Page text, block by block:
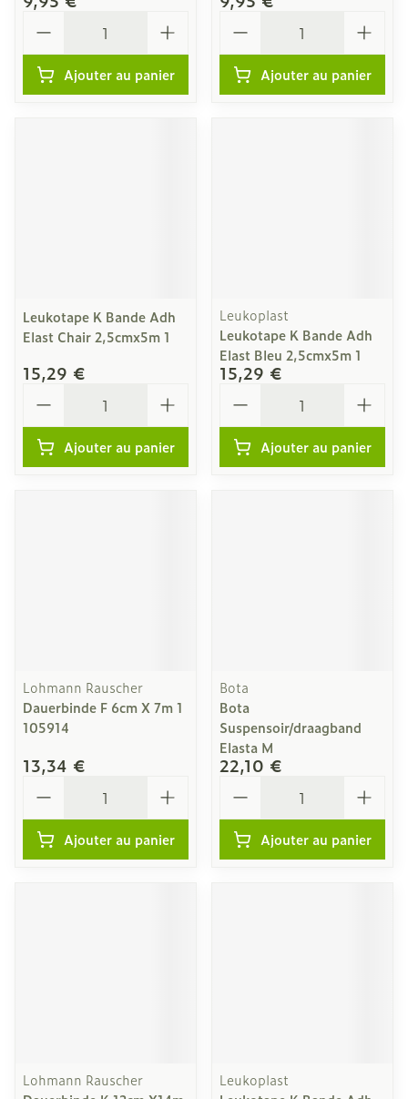
Ajouter au panier Ajouter au panier
Leukotape K Bande Adh
Elast Chair 2,5cmx5m 1
15,29 €
Ajouter au panier
Leukoplast
Leukotape K Bande Adh
Elast Bleu 2,5cmx5m 1
15,29 €
Ajouter au panier
Lohmann Rauscher
Dauerbinde F 6cm X 7m 1
105914
13,34 €
Ajouter au panier
Bota
Bota
Suspensoir/draagband
Elasta M
22,10 €
Ajouter au panier
Lohmann Rauscher
Leukoplast